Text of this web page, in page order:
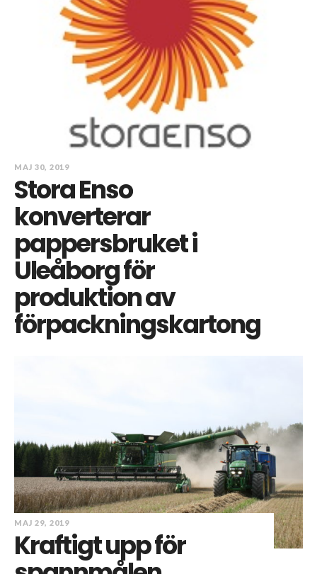
MAJ 30, 2019
Stora Enso
konverterar
pappersbruket i
Uleåborg för
produktion av
förpackningskartong
MAJ 29, 2019
Kraftigt upp för